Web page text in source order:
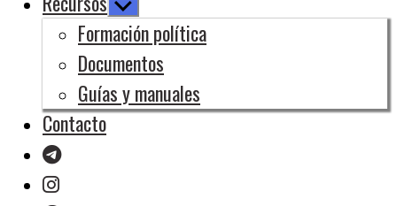
Mostrar
el
submenú
Formación política
Documentos
Guías y manuales
Contacto